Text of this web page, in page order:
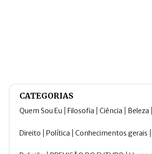
CATEGORIAS
Quem Sou Eu Filosofia Ciência Beleza
Direito Política Conhecimentos gerais